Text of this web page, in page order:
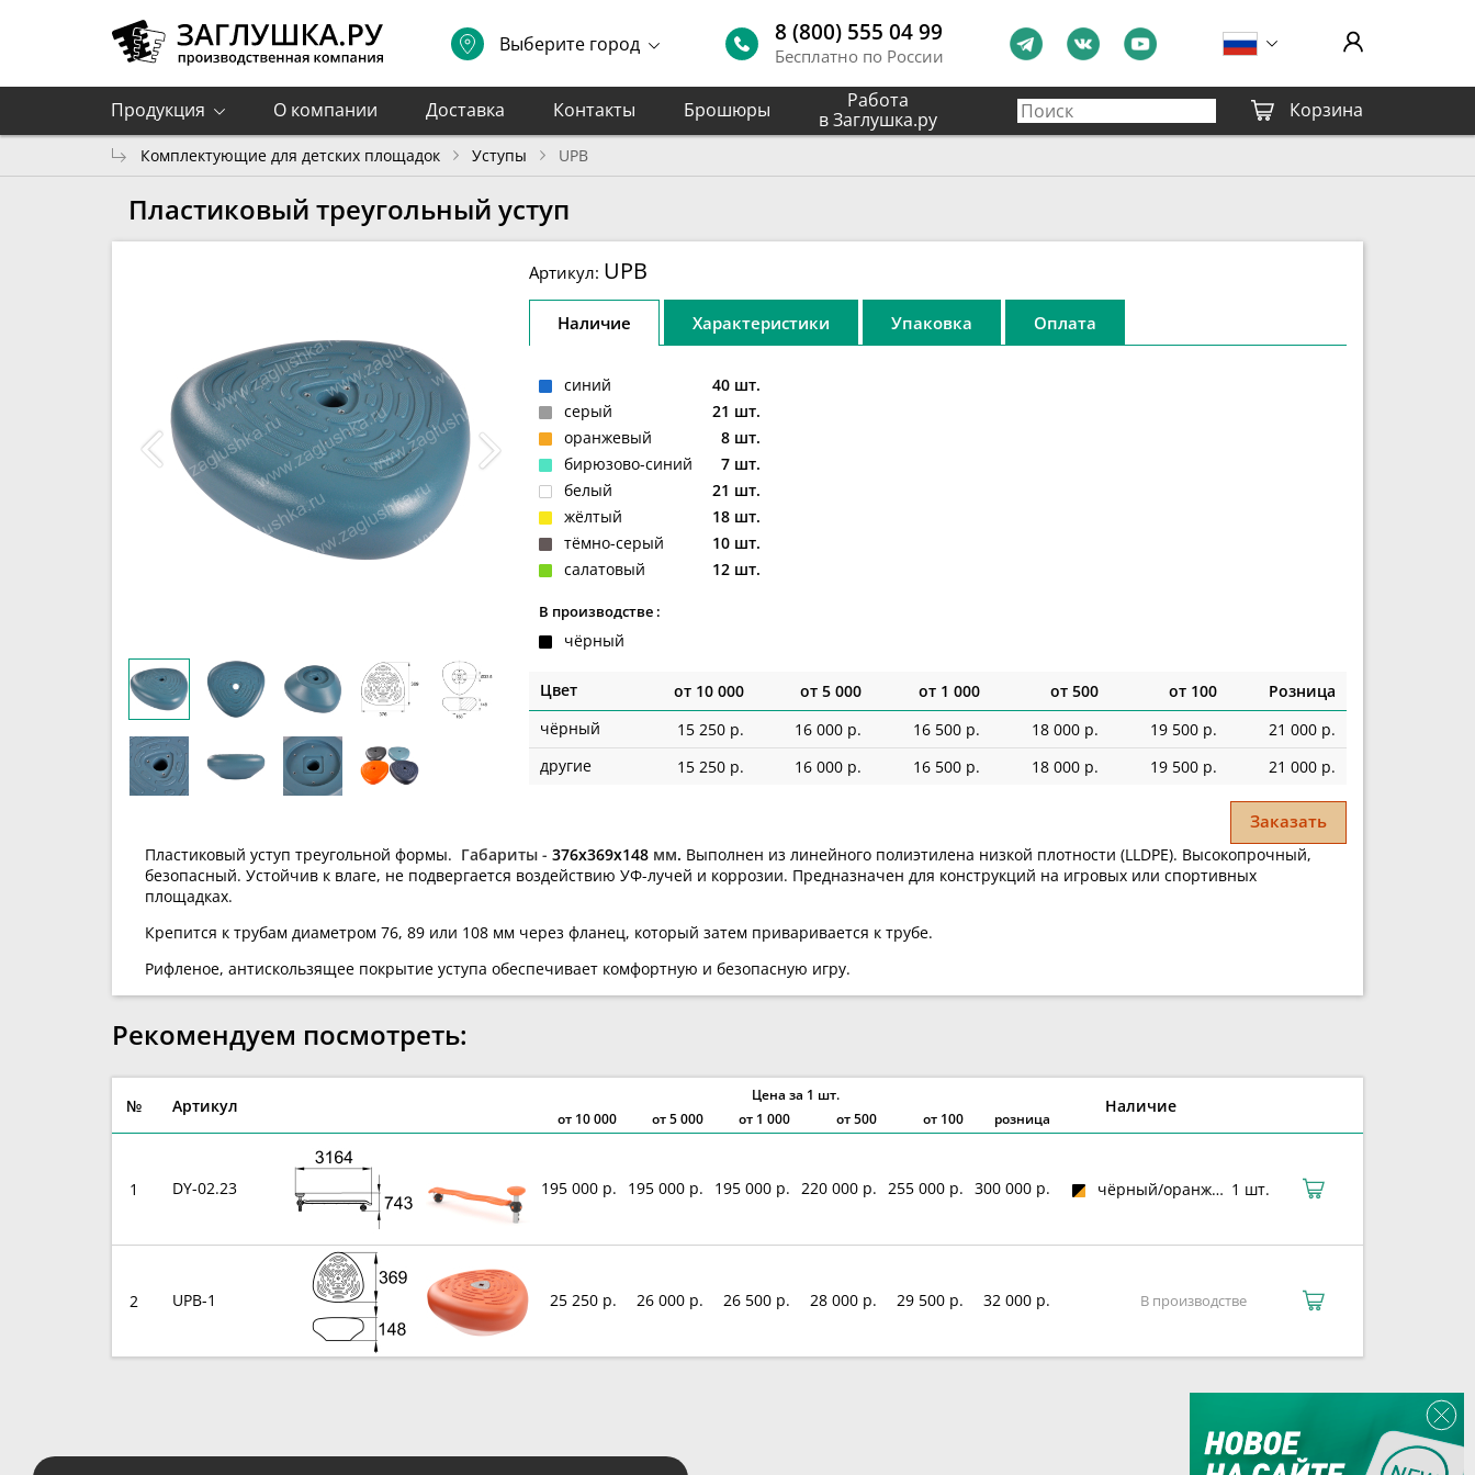
Выберите город 8 (800) 555 04 99
Бесплатно по России
Продукция О компании Доставка Контакты Брошюры
Работа
в Заглушка.ру
Корзина
Комплектующие для детских площадок Уступы UPB
Пластиковый треугольный уступ
Артикул: UPB
Наличие Характеристики Упаковка Оплата
синий
40 шт.
серый
21 шт.
оранжевый
8 шт.
бирюзово-синий
7 шт.
белый
21 шт.
жёлтый
18 шт.
тёмно-серый
10 шт.
салатовый
12 шт.
В производстве :
чёрный
Цвет от 10 000 от 5 000 от 1 000 от 500 от 100
Розница
чёрный
15 250 р. 16 000 р. 16 500 р. 18 000 р. 19 500 р.
21 000 р.
другие
15 250 р. 16 000 р. 16 500 р. 18 000 р. 19 500 р. 21 000 р.
Заказать
Пластиковый уступ треугольной формы. Габариты - 376x369x148 мм. Выполнен из линейного полиэтилена низкой плотности (LLDPE). Высокопрочный,
безопасный. Устойчив к влаге, не подвергается воздействию УФ-лучей и коррозии. Предназначен для конструкций на игровых или спортивных
площадках.
Крепится к трубам диаметром 76, 89 или 108 мм через фланец, который затем приваривается к трубе.
Рифленое, антискользящее покрытие уступа обеспечивает комфортную и безопасную игру.
Рекомендуем посмотреть:
№ Артикул
Цена за 1 шт.
Наличие
от 10 000 от5 000 от 1 000 от 500 от 100 розница
1 DY-02.23 195 000 р. 195 000 р. 195 000 р. 220 000 р. 255 000 р. 300 000 р. чёрный/оранжевый 1 шт.
2 UPB-1 25 250 р. 26 000 р. 26 500 р. 28 000 р. 29 500 р. 32 000 р. В производстве